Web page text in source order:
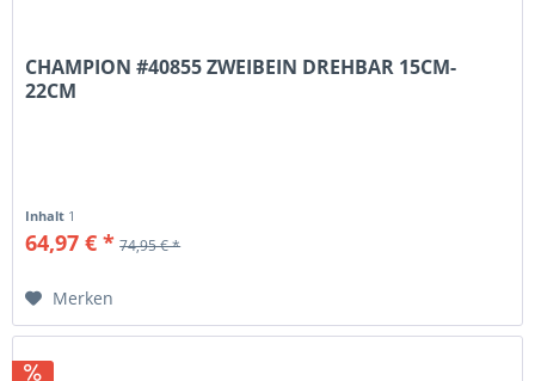
CHAMPION #40855 ZWEIBEIN DREHBAR 15CM-
22CM
Inhalt 1
64,97 € * 74,95 € *
Merken